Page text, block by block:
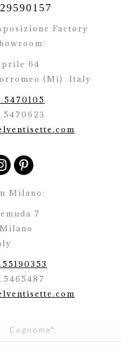
Factory
64
(Mi)
Italy
Milano:
7